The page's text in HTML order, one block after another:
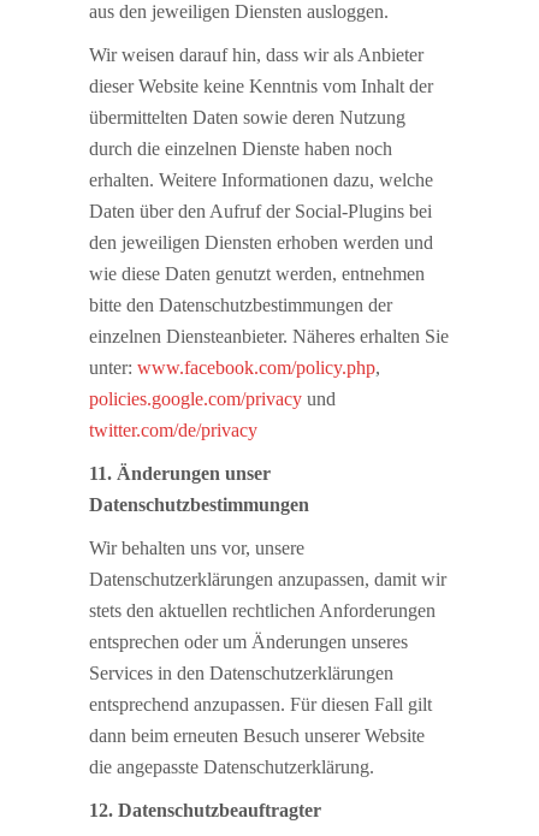
aus den jeweiligen Diensten ausloggen.
Wir weisen darauf hin, dass wir als Anbieter
dieser Website keine Kenntnis vom Inhalt der
übermittelten Daten sowie deren Nutzung
durch die einzelnen Dienste haben noch
erhalten. Weitere Informationen dazu, welche
Daten über den Aufruf der Social-Plugins bei
den jeweiligen Diensten erhoben werden und
wie diese Daten genutzt werden, entnehmen
bitte den Datenschutzbestimmungen der
einzelnen Diensteanbieter. Näheres erhalten Sie
unter: www.facebook.com/policy.php,
policies.google.com/privacy und
twitter.com/de/privacy
11. Änderungen unser
Datenschutzbestimmungen
Wir behalten uns vor, unsere
Datenschutzerklärungen anzupassen, damit wir
stets den aktuellen rechtlichen Anforderungen
entsprechen oder um Änderungen unseres
Services in den Datenschutzerklärungen
entsprechend anzupassen. Für diesen Fall gilt
dann beim erneuten Besuch unserer Website
die angepasste Datenschutzerklärung.
12. Datenschutzbeauftragter